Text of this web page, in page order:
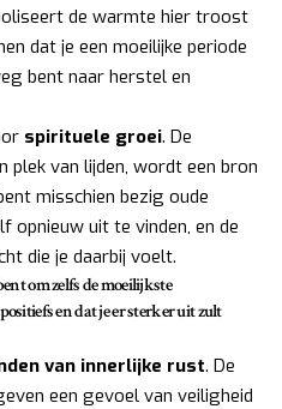
de warmte hier troost
dat je een moeilijke periode
bent naar herstel en
spirituele groei. De
plek van lijden, wordt een bron
misschien bezig oude
opnieuw uit te vinden, en de
die je daarbij voelt.
om zelfs de moeilijkste
en dat je er sterker uit zult
van innerlijke rust. De
een gevoel van veiligheid